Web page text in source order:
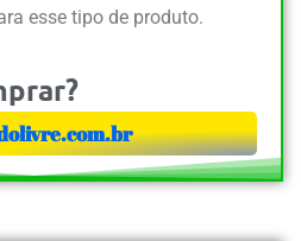
esse tipo de produto.